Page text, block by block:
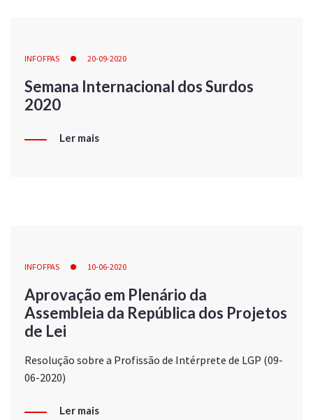
INFOFPAS 20-09-2020
Semana Internacional dos Surdos
2020
Ler mais
INFOFPAS 10-06-2020
Aprovação em Plenário da
Assembleia da República dos Projetos
de Lei
Resolução sobre a Profissão de Intérprete de LGP (09-
06-2020)
Ler mais